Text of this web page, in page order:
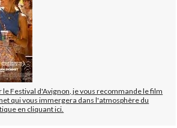
le Festival d'Avignon, je vous recommande le film
qui vous immergera dans l'atmosphère du
en cliquant ici.